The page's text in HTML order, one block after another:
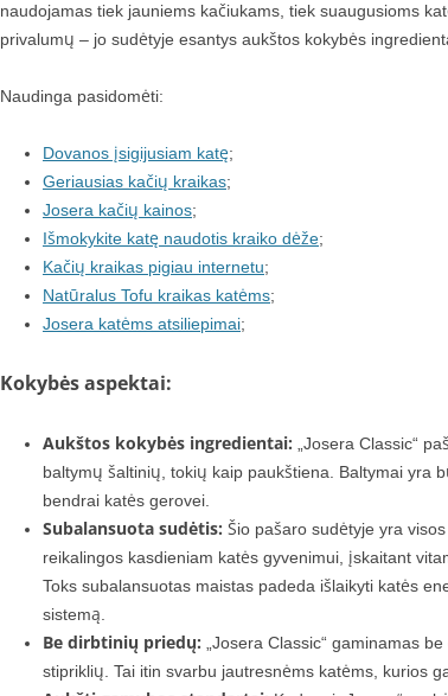
naudojamas tiek jauniems kačiukams, tiek suaugusioms
privalumų – jo sudėtyje esantys aukštos kokybės
Naudinga pasidomėti:
Dovanos įsigijusiam katę;
Geriausias kačių kraikas;
Josera kačių kainos;
Išmokykite katę naudotis kraiko dėže;
Kačių kraikas pigiau internetu;
Natūralus Tofu kraikas katėms;
Josera katėms atsiliepimai;
Kokybės aspektai:
Aukštos kokybės ingredientai: „Josera Classic“
baltymų šaltinių, tokių kaip paukštiena. Baltymai yra
bendrai katės gerovei.
Subalansuota sudėtis: Šio pašaro sudėtyje yra
reikalingos kasdieniam katės gyvenimui, įskaitant
Toks subalansuotas maistas padeda išlaikyti katės
sistemą.
Be dirbtinių priedų: „Josera Classic“ gaminamas
stipriklių. Tai itin svarbu jautresnėms katėms, kurios